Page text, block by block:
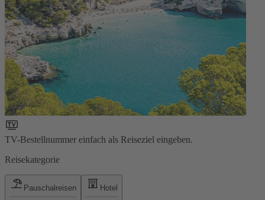
TV-Bestellnummer einfach als Reiseziel eingeben.
Reisekategorie
Pauschalreisen Hotel